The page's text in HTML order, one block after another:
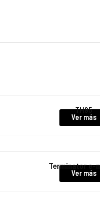
TH95
Ver más
Terminator e-
Ver más